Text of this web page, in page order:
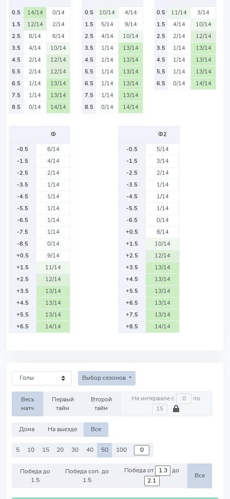
0.5
14/14
0/14
1.5
12/14
2/14
2.5
8/14
6/14
3.5
4/14
10/14
4.5
2/14
12/14
5.5
2/14
12/14
6.5
1/14
13/14
7.5
1/14
13/14
8.5
0/14 14/14
0.5
10/14
4/14
1.5
5/14
9/14
2.5
4/14
10/14
3.5
1/14
13/14
4.5
1/14
13/14
5.5
1/14
13/14
6.5
1/14
13/14
7.5
1/14
13/14
8.5
0/14 14/14
0.5
11/14
3/14
1.5
4/14
10/14
2.5
2/14
12/14
3.5
1/14
13/14
4.5
1/14
13/14
5.5
1/14
13/14
6.5
0/14 14/14
Ф
-0.5
6/14
-1.5
4/14
-2.5
2/14
-3.5
1/14
-4.5
1/14
-5.5
1/14
-6.5
1/14
-7.5
1/14
-8.5
0/14
+0.5
9/14
+1.5
11/14
+2.5
12/14
+3.5
13/14
+4.5
13/14
+5.5
13/14
+6.5
14/14
Ф2
-0.5
5/14
-1.5
3/14
-2.5
2/14
-3.5
1/14
-4.5
1/14
-5.5
1/14
-6.5
0/14
+0.5
8/14
+1.5
10/14
+2.5
12/14
+3.5
13/14
+4.5
13/14
+5.5
13/14
+6.5
13/14
+7.5
13/14
+8.5
14/14
Выбор сезонов
Весь
матч
Первый
тайм
Второй
тайм
На интервале с по
Дома На выезде Все
5 10 15 20 30 40 50 100
Победа до
1.5
Победа соп. до
1.5
Победа от до
Все